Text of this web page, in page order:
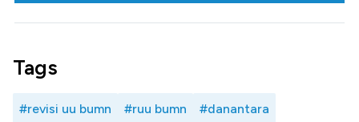
Tags
#revisi uu bumn #ruu bumn #danantara